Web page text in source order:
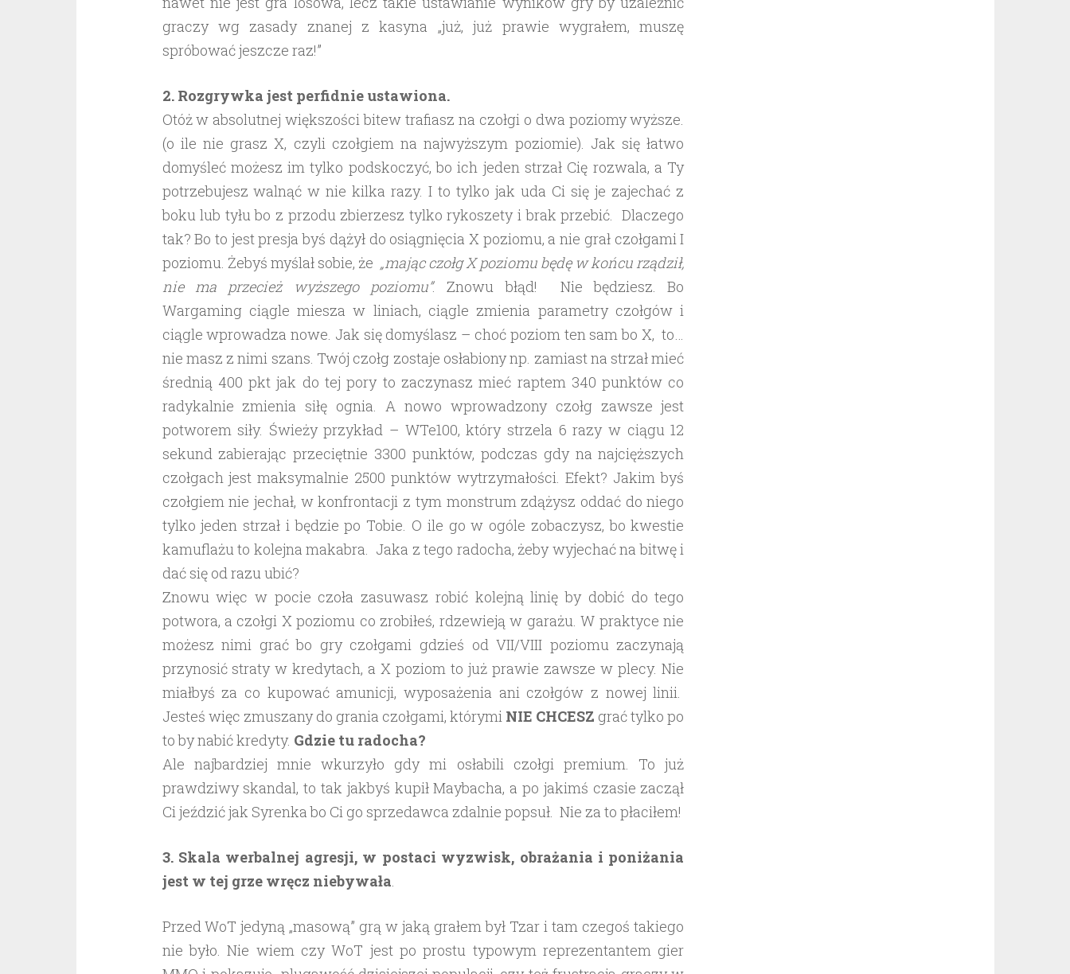
graczy wg zasady znanej z kasyna „już, już prawie wygrałem, muszę
spróbować jeszcze raz!”
2. Rozgrywka jest perfidnie ustawiona.
Otóż w absolutnej większości bitew trafiasz na czołgi o dwa poziomy wyższe.
(o ile nie grasz X, czyli czołgiem na najwyższym poziomie). Jak się łatwo
domyśleć możesz im tylko podskoczyć, bo ich jeden strzał Cię rozwala, a Ty
potrzebujesz walnąć w nie kilka razy. I to tylko jak uda Ci się je zajechać z
boku lub tyłu bo z przodu zbierzesz tylko rykoszety i brak przebić. Dlaczego
tak? Bo to jest presja byś dążył do osiągnięcia X poziomu, a nie grał czołgami I
poziomu. Żebyś myślał sobie, że „mając czołg X poziomu będę w końcu rządził,
nie ma przecież wyższego poziomu”. Znowu błąd! Nie będziesz. Bo
Wargaming ciągle miesza w liniach, ciągle zmienia parametry czołgów i
ciągle wprowadza nowe. Jak się domyślasz – choć poziom ten sam bo X, to…
nie masz z nimi szans. Twój czołg zostaje osłabiony np. zamiast na strzał mieć
średnią 400 pkt jak do tej pory to zaczynasz mieć raptem 340 punktów co
radykalnie zmienia siłę ognia. A nowo wprowadzony czołg zawsze jest
potworem siły. Świeży przykład – WTe100, który strzela 6 razy w ciągu 12
sekund zabierając przeciętnie 3300 punktów, podczas gdy na najcięższych
czołgach jest maksymalnie 2500 punktów wytrzymałości. Efekt? Jakim byś
czołgiem nie jechał, w konfrontacji z tym monstrum zdążysz oddać do niego
tylko jeden strzał i będzie po Tobie. O ile go w ogóle zobaczysz, bo kwestie
kamuflażu to kolejna makabra. Jaka z tego radocha, żeby wyjechać na bitwę i
dać się od razu ubić?
Znowu więc w pocie czoła zasuwasz robić kolejną linię by dobić do tego
potwora, a czołgi X poziomu co zrobiłeś, rdzewieją w garażu. W praktyce nie
możesz nimi grać bo gry czołgami gdzieś od VII/VIII poziomu zaczynają
przynosić straty w kredytach, a X poziom to już prawie zawsze w plecy. Nie
miałbyś za co kupować amunicji, wyposażenia ani czołgów z nowej linii.
Jesteś więc zmuszany do grania czołgami, którymi NIE CHCESZ grać tylko po
to by nabić kredyty. Gdzie tu radocha?
Ale najbardziej mnie wkurzyło gdy mi osłabili czołgi premium. To już
prawdziwy skandal, to tak jakbyś kupił Maybacha, a po jakimś czasie zaczął
Ci jeździć jak Syrenka bo Ci go sprzedawca zdalnie popsuł. Nie za to płaciłem!
3. Skala werbalnej agresji, w postaci wyzwisk, obrażania i poniżania
jest w tej grze wręcz niebywała
Przed WoT jedyną „masową” grą w jaką grałem był Tzar i tam czegoś takiego
nie było. Nie wiem czy WoT jest po prostu typowym reprezentantem gier